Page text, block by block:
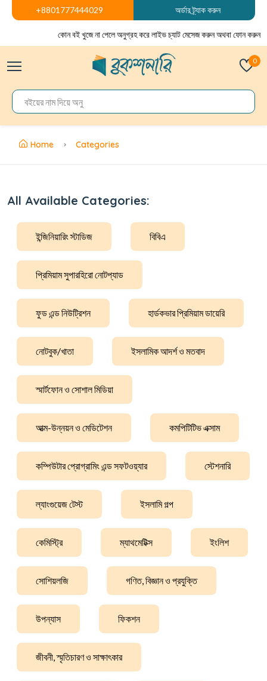
+8801777444029 অর্ডার ট্র্যাক করুন
কোন বই খুজে না পেলে অনুগ্রহ করে লাইভ চ্যাট মেসেজ করুন অথবা ফোন করুন
0
Home Categories
All Available Categories:
ইন্জিনিয়ারিং স্টাডিজ বিবিএ
প্রিমিয়াম সুপারহিরো নোটপ্যাড
ফুড এন্ড নিউট্রিশন হার্ডকভার প্রিমিয়াম ডায়েরি
নোটবুক/খাতা ইসলামিক আদর্শ ও মতবাদ
স্মার্টফোন ও সোশাল মিডিয়া
আত্ম-উন্নয়ন ও মেডিটেশন কমপিটিটিভ এক্সাম
কম্পিউটার প্রোগ্রামিং এন্ড সফটওয়্যার স্টেশনারি
ল্যাংগুয়েজ টেস্ট ইসলামি গল্প
কেমিস্ট্রি ম্যাথমেটিক্স ইংলিশ
সোশিয়লজি গণিত, বিজ্ঞান ও প্রযুক্তি
উপন্যাস ফিকশন
জীবনী, স্মৃতিচারণ ও সাক্ষাৎকার